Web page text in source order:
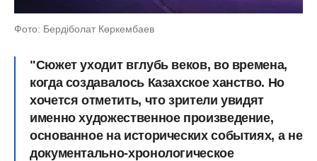
Фото: Бердіболат Көркембаев
"Сюжет уходит вглубь веков, во времена,
когда создавалось Казахское ханство. Но
хочется отметить, что зрители увидят
именно художественное произведение,
основанное на исторических событиях, а не
документально-хронологическое